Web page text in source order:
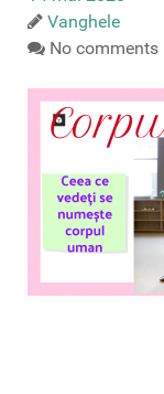
Vanghele
No comments